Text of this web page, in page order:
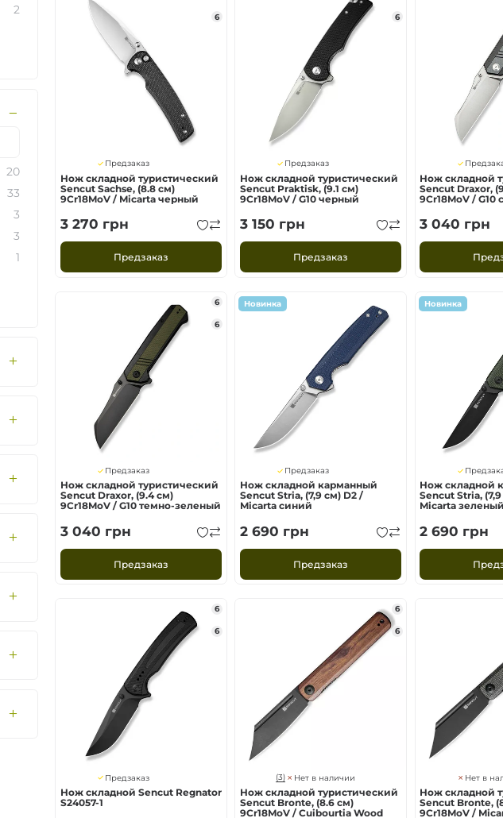
6
Предзаказ
Нож складной туристический
Sencut Sachse, (8.8 см)
9Cr18MoV / Micarta черный
3 270 грн
Предзаказ
6
Предзаказ
Нож складной туристический
Sencut Praktisk, (9.1 см)
9Cr18MoV / G10 черный
3 150 грн
Предзаказ
Нож складной
Sencut Draxor,
9Cr18MoV / G10
3 040 грн
6
6
Предзаказ
Нож складной туристический
Sencut Draxor, (9.4 см)
9Cr18MoV / G10 темно-зеленый
3 040 грн
Предзаказ
Новинка
Предзаказ
Нож складной карманный
Sencut Stria, (7,9 см) D2 /
Micarta синий
2 690 грн
Предзаказ
Новинка
Нож складной
Sencut Stria,
Micarta зеленый
2 690 грн
6
6
Предзаказ
Нож складной Sencut Regnator
S24057-1
6
6
(3) Нет в наличии
Нож складной туристический
Sencut Bronte, (8.6 см)
9Cr18MoV / Cuibourtia Wood
Нет в
Нож складной
Sencut Bronte,
9Cr18MoV /
2
20
33
3
3
1